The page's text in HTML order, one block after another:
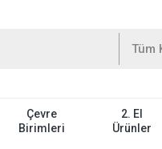
Çevre
Birimleri
2. El
Ürünler